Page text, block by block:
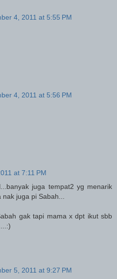
4, 2011 at 5:55 PM
4, 2011 at 5:56 PM
at 7:11 PM
juga tempat2 yg menarik
juga pi Sabah...
gak tapi mama x dpt ikut sbb
5, 2011 at 9:27 PM